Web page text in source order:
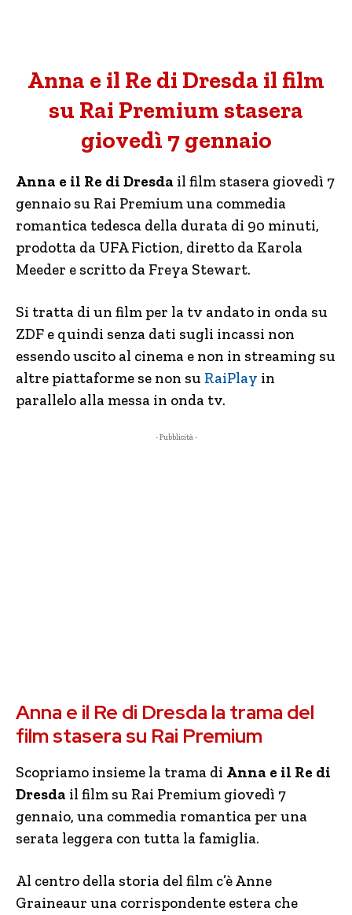
Anna e il Re di Dresda il film
su Rai Premium stasera
giovedì 7 gennaio
Anna e il Re di Dresda il film stasera giovedì 7
gennaio su Rai Premium una commedia
romantica tedesca della durata di 90 minuti,
prodotta da UFA Fiction, diretto da Karola
Meeder e scritto da Freya Stewart.
Si tratta di un film per la tv andato in onda su
ZDF e quindi senza dati sugli incassi non
essendo uscito al cinema e non in streaming su
altre piattaforme se non su RaiPlay in
parallelo alla messa in onda tv.
- Pubblicità -
Anna e il Re di Dresda la trama del
film stasera su Rai Premium
Scopriamo insieme la trama di Anna e il Re di
Dresda il film su Rai Premium giovedì 7
gennaio, una commedia romantica per una
serata leggera con tutta la famiglia.
Al centro della storia del film c’è Anne
Graineaur una corrispondente estera che